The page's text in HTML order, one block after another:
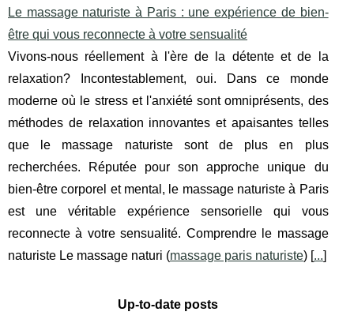
Le massage naturiste à Paris : une expérience de bien-
être qui vous reconnecte à votre sensualité
Vivons-nous réellement à l'ère de la détente et de la
relaxation? Incontestablement, oui. Dans ce monde
moderne où le stress et l'anxiété sont omniprésents, des
méthodes de relaxation innovantes et apaisantes telles
que le massage naturiste sont de plus en plus
recherchées. Réputée pour son approche unique du
bien-être corporel et mental, le massage naturiste à Paris
est une véritable expérience sensorielle qui vous
reconnecte à votre sensualité. Comprendre le massage
naturiste Le massage naturi (massage paris naturiste) [...]
Up-to-date posts